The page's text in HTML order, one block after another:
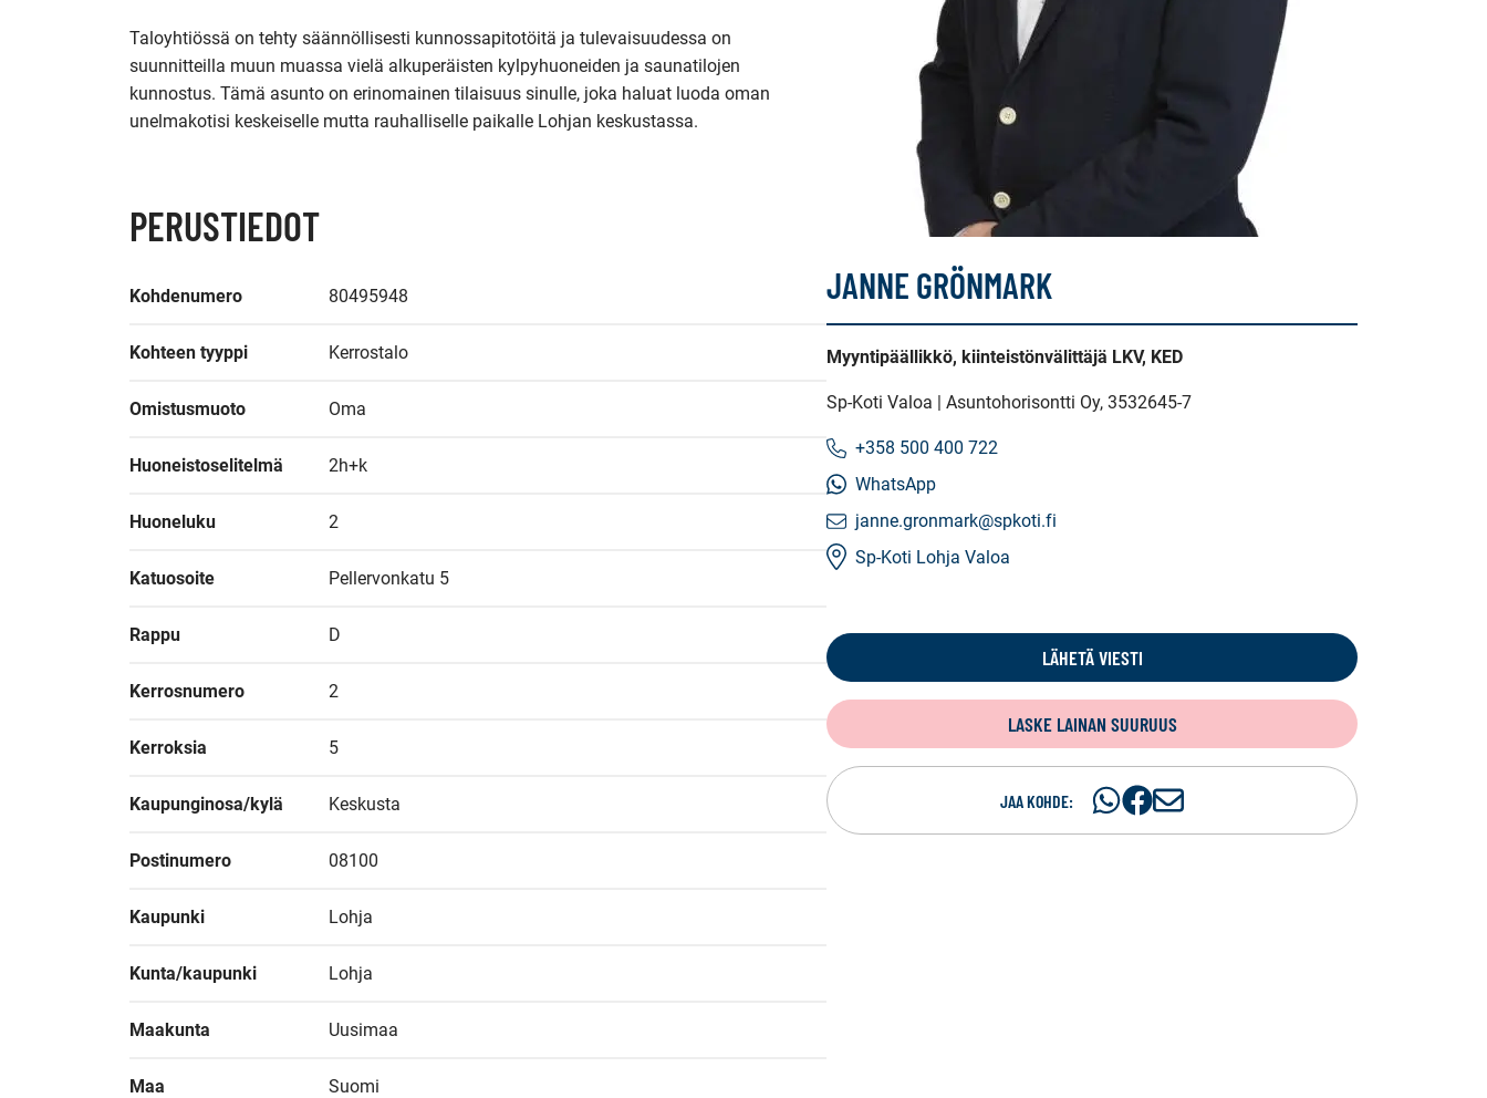
Taloyhtiössä on tehty säännöllisesti kunnossapitotöitä ja tulevaisuudessa on
suunnitteilla muun muassa vielä alkuperäisten kylpyhuoneiden ja saunatilojen
kunnostus. Tämä asunto on erinomainen tilaisuus sinulle, joka haluat luoda oman
unelmakotisi keskeiselle mutta rauhalliselle paikalle Lohjan keskustassa.
PERUSTIEDOT
Kohdenumero 80495948
Kohteen tyyppi Kerrostalo
Omistusmuoto Oma
Huoneistoselitelmä 2h+k
Huoneluku 2
Katuosoite Pellervonkatu 5
Rappu D
Kerrosnumero 2
Kerroksia 5
Kaupunginosa/kylä Keskusta
Postinumero 08100
Kaupunki Lohja
Kunta/kaupunki Lohja
Maakunta Uusimaa
Maa Suomi
JANNE GRÖNMARK
Myyntipäällikkö, kiinteistönvälittäjä LKV, KED
Sp-Koti Valoa | Asuntohorisontti Oy, 3532645-7
+358 500 400 722
WhatsApp
janne.gronmark@spkoti.fi
Sp-Koti Lohja Valoa
LÄHETÄ VIESTI
LASKE LAINAN SUURUUS
JAA KOHDE:
JaaJaaJ